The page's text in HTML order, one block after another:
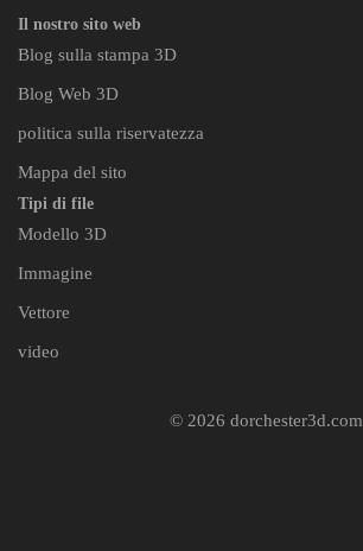
Il nostro sito web
Blog sulla stampa 3D
Blog Web 3D
politica sulla riservatezza
Mappa del sito
Tipi di file
Modello 3D
Immagine
Vettore
video
© 2026 dorchester3d.com